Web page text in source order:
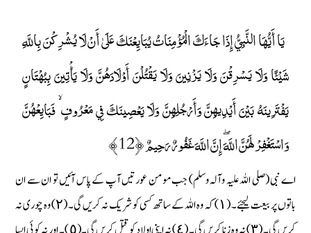
يَا أَيُّهَا النَّبِيُّ إِذَا جَاءَكَ الْمُؤْمِنَاتُ يُبَايِعْنَكَ عَلَىٰ أَنْ لَا يُشْرِكْنَ بِاللَّهِ
شَيْئًا وَلَا يَسْرِقْنَ وَلَا يَزْنِينَ وَلَا يَقْتُلْنَ أَوْلَادَهُنَّ وَلَا يَأْتِينَ بِبُهْتَانٍ
يَفْتَرِينَهُ بَيْنَ أَيْدِيهِنَّ وَأَرْجُلِهِنَّ وَلَا يَعْصِينَكَ فِي مَعْرُوفٍ ۙ فَبَايِعْهُنَّ
وَاسْتَغْفِرْ لَهُنَّ اللَّهَ ۖ إِنَّ اللَّهَ غَفُورٌ رَحِيمٌ ﴿12﴾
اے نبی (صلی اللہ علیہ وآلہ وسلم) جب مومن عورتیں آپ کے پاس آئیں تو ان سے ان
باتوں پر بیعت لیجئے۔ (١) کہ وہ اللہ کے ساتھ کسی کو شریک نہ کریں گی۔ (٢) وہ چوری نہ